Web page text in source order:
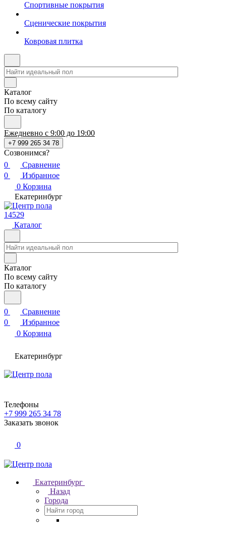
Спортивные покрытия
Сценические покрытия
Ковровая плитка
Каталог
По всему сайту
По каталогу
Ежедневно с 9:00 до 19:00
+7 999 265 34 78
Созвонимся?
0
Сравнение
0
Избранное
0 Корзина
Екатеринбург
14529
Каталог
Каталог
По всему сайту
По каталогу
0
Сравнение
0
Избранное
0 Корзина
Екатеринбург
Телефоны
+7 999 265 34 78
Заказать звонок
0
Екатеринбург
Назад
Города